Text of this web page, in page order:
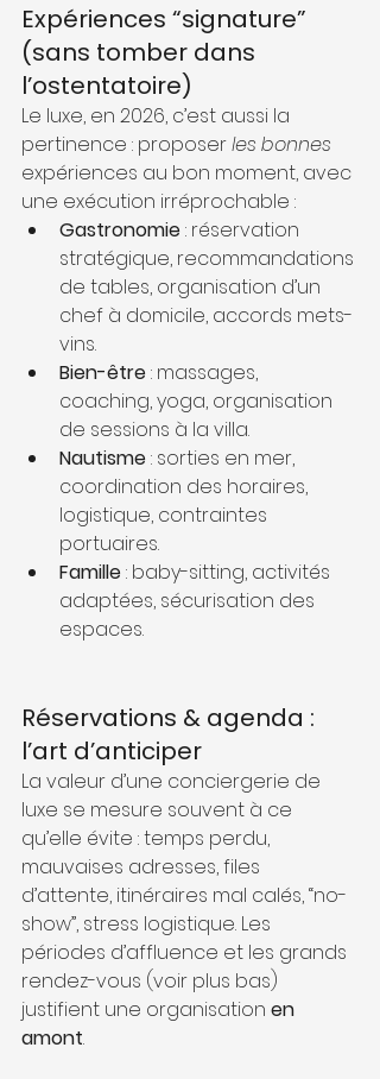
Expériences “signature”
(sans tomber dans
l’ostentatoire)
Le luxe, en 2026, c’est aussi la
pertinence : proposer les bonnes
expériences au bon moment, avec
une exécution irréprochable :
Gastronomie : réservation
stratégique, recommandations
de tables, organisation d’un
chef à domicile, accords mets-
vins.
Bien-être : massages,
coaching, yoga, organisation
de sessions à la villa.
Nautisme : sorties en mer,
coordination des horaires,
logistique, contraintes
portuaires.
Famille : baby-sitting, activités
adaptées, sécurisation des
espaces.
Réservations & agenda :
l’art d’anticiper
La valeur d’une conciergerie de
luxe se mesure souvent à ce
qu’elle évite : temps perdu,
mauvaises adresses, files
d’attente, itinéraires mal calés, “no-
show”, stress logistique. Les
périodes d’affluence et les grands
rendez-vous (voir plus bas)
justifient une organisation en
amont.